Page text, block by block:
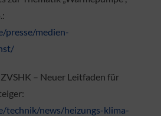
presse/medien-
– Neuer Leitfaden für
technik/news/heizungs-klima-